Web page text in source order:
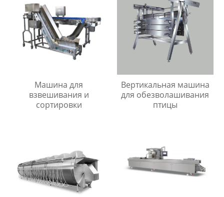
Машина для
взвешивания и
сортировки
Вертикальная машина
для обезволашивания
птицы